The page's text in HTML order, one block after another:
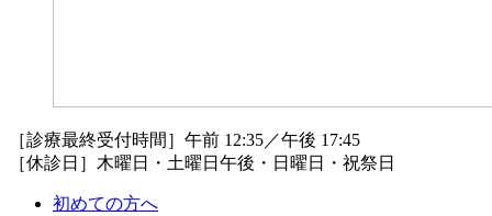
［診療最終受付時間］午前 12:35／午後 17:45
［休診日］木曜日・土曜日午後・日曜日・祝祭日
初めての方へ